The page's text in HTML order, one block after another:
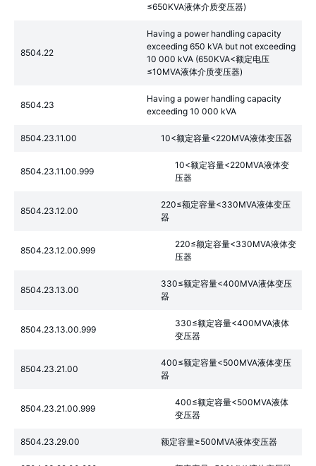
≤650KVA液体介质变压器)
8504.22
Having a power handling capacity
exceeding 650 kVA but not exceeding
10 000 kVA (650KVA<额定电压
≤10MVA液体介质变压器)
8504.23
Having a power handling capacity
exceeding 10 000 kVA
8504.23.11.00 10<额定容量<220MVA液体变压器
8504.23.11.00.999
10<额定容量<220MVA液体变
压器
8504.23.12.00
220≤额定容量<330MVA液体变压
器
8504.23.12.00.999
220≤额定容量<330MVA液体变
压器
8504.23.13.00
330≤额定容量<400MVA液体变压
器
8504.23.13.00.999
330≤额定容量<400MVA液体
变压器
8504.23.21.00
400≤额定容量<500MVA液体变压
器
8504.23.21.00.999
400≤额定容量<500MVA液体
变压器
8504.23.29.00 额定容量≥500MVA液体变压器